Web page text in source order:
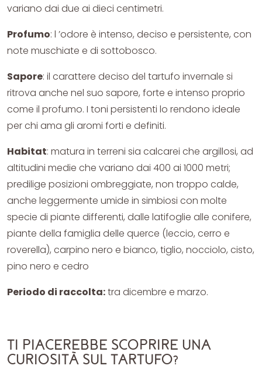
variano dai due ai dieci centimetri.
Profumo: l ’odore è intenso, deciso e persistente, con
note muschiate e di sottobosco.
Sapore: il carattere deciso del tartufo invernale si
ritrova anche nel suo sapore, forte e intenso proprio
come il profumo. I toni persistenti lo rendono ideale
per chi ama gli aromi forti e definiti.
Habitat: matura in terreni sia calcarei che argillosi, ad
altitudini medie che variano dai 400 ai 1000 metri;
predilige posizioni ombreggiate, non troppo calde,
anche leggermente umide in simbiosi con molte
specie di piante differenti, dalle latifoglie alle conifere,
piante della famiglia delle querce (leccio, cerro e
roverella), carpino nero e bianco, tiglio, nocciolo, cisto,
pino nero e cedro
Periodo di raccolta:tra dicembre e marzo.
TI PIACEREBBE SCOPRIRE UNA
CURIOSITÀ SUL TARTUFO?